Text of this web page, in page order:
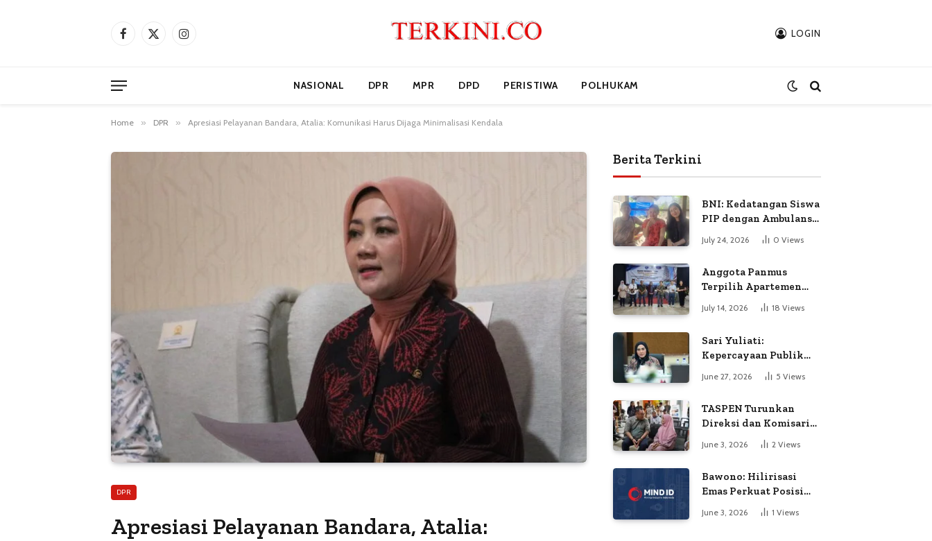
Facebook
X
Instagram LOGIN
NASIONAL DPR MPR DPD PERISTIWA POLHUKAM
Home » DPR » Apresiasi Pelayanan Bandara, Atalia: Komunikasi Harus Dijaga Minimalisasi Kendala
DPR
Apresiasi Pelayanan Bandara, Atalia:
Berita Terkini
BNI: Kedatangan Siswa
PIP dengan Ambulans
Permintaan Petugas
July 24, 2026 0 Views
Anggota Panmus
Terpilih Apartemen
Gardenia Boulevard
Soroti Dugaan
July 14, 2026 18 Views
Sari Yuliati:
Kepercayaan Publik
Adalah Modal Terbesar
Polri
June 27, 2026 5 Views
TASPEN Turunkan
Direksi dan Komisaris
untuk Awasi
Penyaluran Gaji Ke-13
June 3, 2026 2 Views
Bawono: Hilirisasi
Emas Perkuat Posisi
Indonesia dalam
Persaingan Industri
June 3, 2026 1 Views